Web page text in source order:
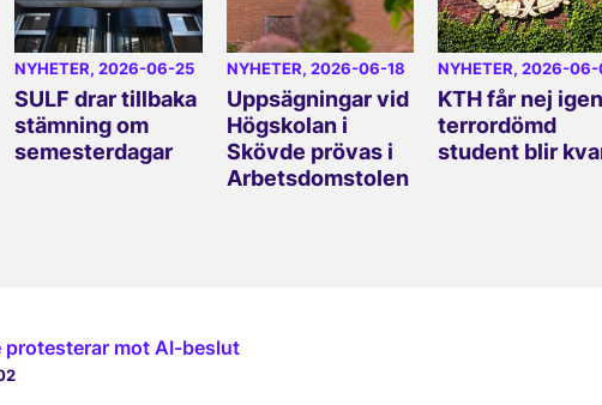
NYHETER, 2026-06-25
SULF drar tillbaka
stämning om
semesterdagar
NYHETER, 2026-06-18
Uppsägningar vid
Högskolan i
Skövde prövas i
Arbetsdomstolen
NYHETER, 2026-
KTH får nej
terrordömd
student blir
protesterar mot AI-beslut